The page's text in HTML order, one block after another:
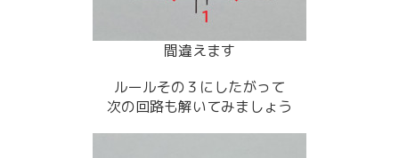
間違えます
ルールその３にしたがって
次の回路も解いてみましょう